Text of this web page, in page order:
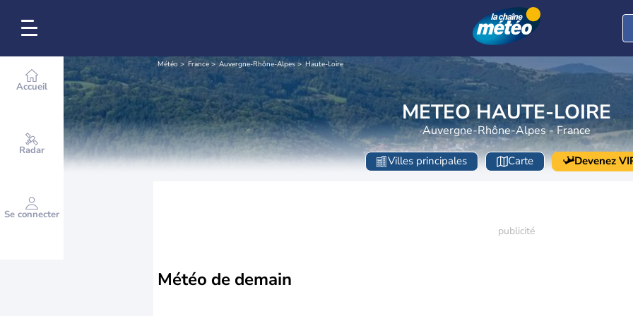
Accueil
Radar
Se connecter
Météo France Auvergne-Rhône-Alpes Haute-Loire
METEO HAUTE-LOIRE
Auvergne-Rhône-Alpes - France
Villes principales Carte Devenez
Météo de demain